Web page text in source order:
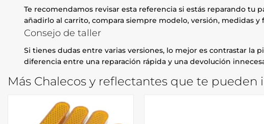
Te recomendamos revisar esta referencia si estás reparando
añadirlo al carrito, compara siempre modelo, versión, medidas
Consejo de taller
Si tienes dudas entre varias versiones, lo mejor es contrastar la
diferencia entre una reparación rápida y una devolución
Más Chalecos y reflectantes que te pueden